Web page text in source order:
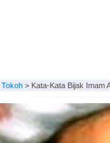
Tokoh > Kata-Kata Bijak Imam